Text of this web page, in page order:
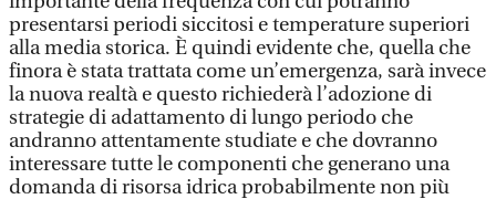
presentarsi periodi siccitosi e temperature superiori
alla media storica. È quindi evidente che, quella che
finora è stata trattata come un’emergenza, sarà invece
la nuova realtà e questo richiederà l’adozione di
strategie di adattamento di lungo periodo che
andranno attentamente studiate e che dovranno
interessare tutte le componenti che generano una
domanda di risorsa idrica probabilmente non più